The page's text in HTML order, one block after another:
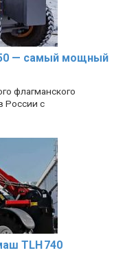
— самый мощный
флагманского
России с
TLH 740